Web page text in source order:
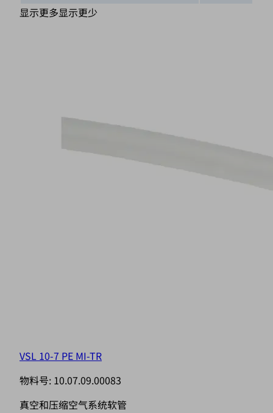
显示更多显示更少
VSL 10-7 PE MI-TR
物料号: 10.07.09.00083
真空和压缩空气系统软管